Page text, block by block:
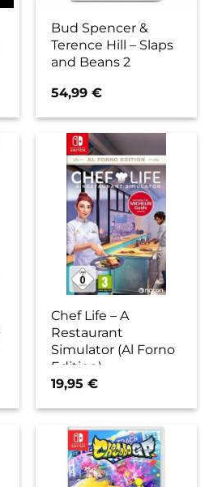
Bud Spencer &
Terence Hill – Slaps
and Beans 2
54,99€
Chef Life – A
Restaurant
Simulator (Al Forno
Edition)
19,95€